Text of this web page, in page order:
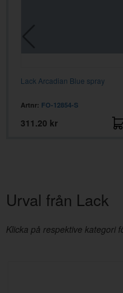
Lack Arcadian Blue spray
Artnr: FO-12854-S
311.20 kr
Urval från Lack
Klicka på respektive kategori